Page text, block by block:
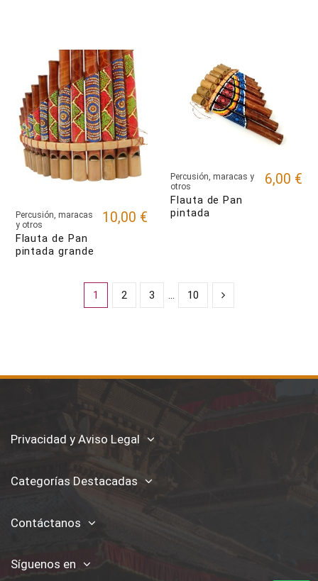
Percusión, maracas
y otros
Flauta de Pan
pintada grande
10,00 €
Percusión, maracas y
otros
Flauta de Pan
pintada
6,00 €
1 2 3 … 10
Privacidad y Aviso Legal
Categorías Destacadas
Contáctanos
Síguenos en